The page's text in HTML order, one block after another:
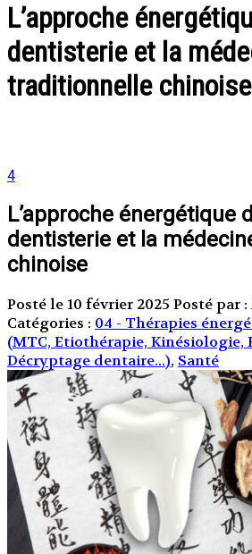
L’approche
dentisterie et la
traditionnelle chinoise
4
L’approche énergétique
dentisterie et la
chinoise
Posté le 10 février 2025 Posté par
Catégories : 04 - Thérapies
(MTC, Etiothérapie, Kinésiologie,
Décryptage dentaire...), Santé